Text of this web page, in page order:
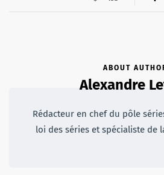
ABOUT
Alexandre
Rédacteur en chef du pôle
loi des séries et spécialiste de